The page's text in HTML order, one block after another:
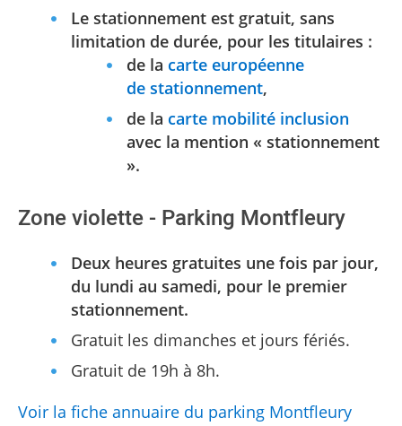
Le stationnement est gratuit, sans
limitation de durée, pour les titulaires :
de la carte européenne
de stationnement,
de la carte mobilité inclusion
avec la mention « stationnement
».
Zone violette - Parking Montfleury
Deux heures gratuites une fois par jour,
du lundi au samedi, pour le premier
stationnement.
Gratuit les dimanches et jours fériés.
Gratuit de 19h à 8h.
Voir la fiche annuaire du parking Montfleury